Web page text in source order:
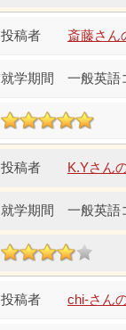
斎藤さん
一般英語
K.Yさん
一般英語
chi-さん